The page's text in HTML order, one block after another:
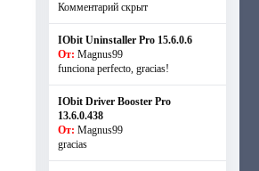
Комментарий скрыт
IObit Uninstaller Pro 15.6.0.6
От: Magnus99
funciona perfecto, gracias!
IObit Driver Booster Pro
13.6.0.438
От: Magnus99
gracias